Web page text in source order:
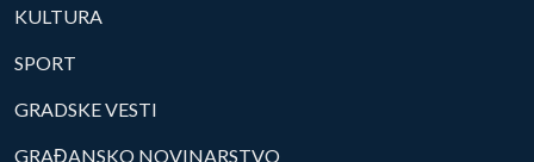
KULTURA
SPORT
GRADSKE VESTI
GRAĐANSKO NOVINARSTVO